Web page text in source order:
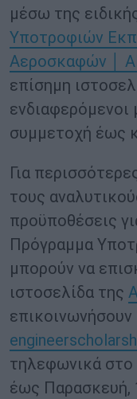
μέσω της
Υποτροφιών
Αεροσκαφών │
επίσημη
συμμετοχή έως
Για
τους
προϋποθέσεις
Πρόγραμμα
μπορούν να
ιστοσελίδα της
τηλεφωνικά στο
έως Παρασκευή,